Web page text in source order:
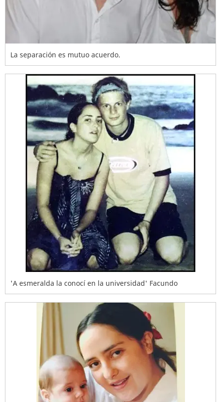
La separación es mutuo acuerdo.
'A esmeralda la conocí en la universidad' Facundo